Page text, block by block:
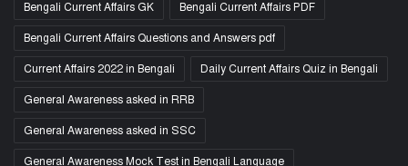
Bengali Current Affairs GK Bengali Current Affairs PDF
Bengali Current Affairs Questions and Answers pdf
Current Affairs 2022 in Bengali Daily Current Affairs Quiz in Bengali
General Awareness asked in RRB
General Awareness asked in SSC
General Awareness Mock Test in Bengali Language